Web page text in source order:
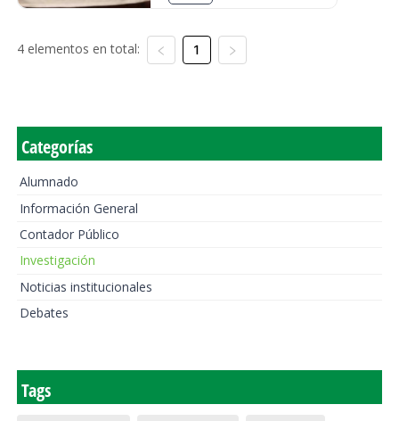
4 elementos en total: 1
Categorías
Alumnado
Información General
Contador Público
Investigación
Noticias institucionales
Debates
Tags